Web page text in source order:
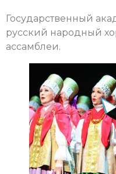
Государственный
русский народный
ассамблеи.